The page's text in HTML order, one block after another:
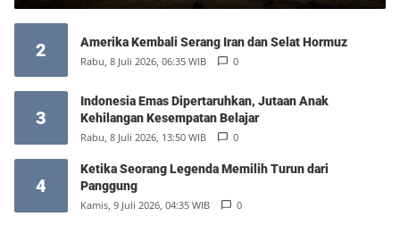
2 Amerika Kembali Serang Iran dan Selat Hormuz
Rabu, 8 Juli 2026, 06:35 WIB 0
3
Indonesia Emas Dipertaruhkan, Jutaan Anak
Kehilangan Kesempatan Belajar
Rabu, 8 Juli 2026, 13:50 WIB 0
4
Ketika Seorang Legenda Memilih Turun dari
Panggung
Kamis, 9 Juli 2026, 04:35 WIB 0